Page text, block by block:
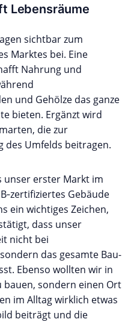
Lebensräume
sichtbar zum
Marktes bei. Eine
Nahrung und
und Gehölze das ganze
bieten. Ergänzt wird
die zur
des Umfelds beitragen.
unser erster Markt im
Gebäude
ein wichtiges Zeichen,
dass unser
nicht bei
das gesamte Bau-
Ebenso wollten wir in
sondern einen Ort
im Alltag wirklich etwas
beiträgt und die